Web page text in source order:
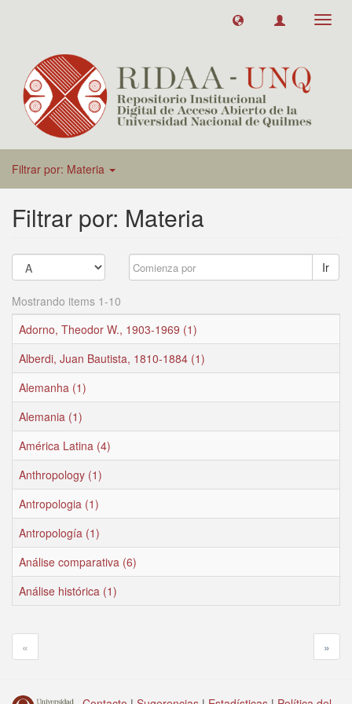
Filtrar por: Materia
Filtrar por: Materia
Ir
Mostrando items 1-10
Adorno, Theodor W., 1903-1969 (1)
Alberdi, Juan Bautista, 1810-1884 (1)
Alemanha (1)
Alemania (1)
América Latina (4)
Anthropology (1)
Antropologia (1)
Antropología (1)
Análise comparativa (6)
Análise histórica (1)
« »